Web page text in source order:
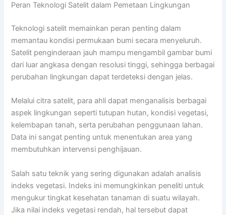
Peran Teknologi Satelit dalam Pemetaan Lingkungan
Teknologi satelit memainkan peran penting dalam
memantau kondisi permukaan bumi secara menyeluruh.
Satelit penginderaan jauh mampu mengambil gambar bumi
dari luar angkasa dengan resolusi tinggi, sehingga berbagai
perubahan lingkungan dapat terdeteksi dengan jelas.
Melalui citra satelit, para ahli dapat menganalisis berbagai
aspek lingkungan seperti tutupan hutan, kondisi vegetasi,
kelembapan tanah, serta perubahan penggunaan lahan.
Data ini sangat penting untuk menentukan area yang
membutuhkan intervensi penghijauan.
Salah satu teknik yang sering digunakan adalah analisis
indeks vegetasi. Indeks ini memungkinkan peneliti untuk
mengukur tingkat kesehatan tanaman di suatu wilayah.
Jika nilai indeks vegetasi rendah, hal tersebut dapat